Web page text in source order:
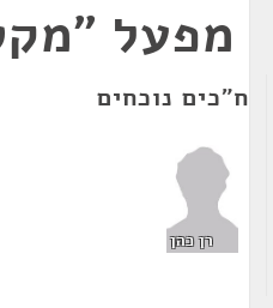
מפעל
ח"כים נוכחים
רן כהן